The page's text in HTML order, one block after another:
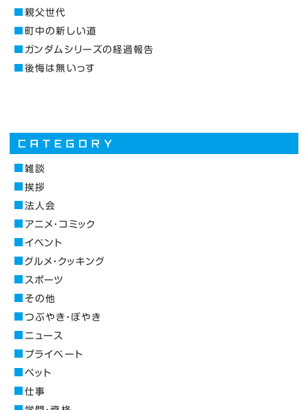
親父世代
町中の新しい道
ガンダムシリーズの経過報告
後悔は無いっす
雑談
挨拶
法人会
アニメ・コミック
イベント
グルメ・クッキング
スポーツ
その他
つぶやき・ぼやき
ニュース
プライベート
ペット
仕事